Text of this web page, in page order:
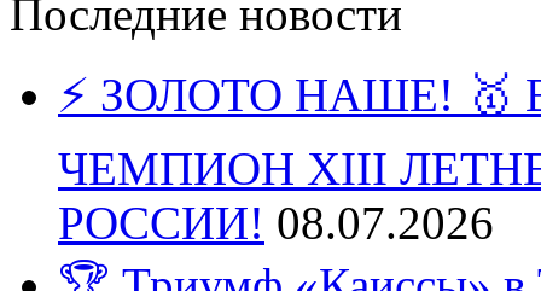
Последние новости
⚡️ ЗОЛОТО НАШЕ!
ЧЕМПИОН XIII
РОССИИ! 08.07.2026